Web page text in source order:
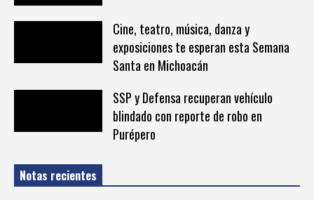
Cine, teatro, música, danza y
exposiciones te esperan esta Semana
Santa en Michoacán
SSP y Defensa recuperan vehículo
blindado con reporte de robo en
Purépero
Notas recientes